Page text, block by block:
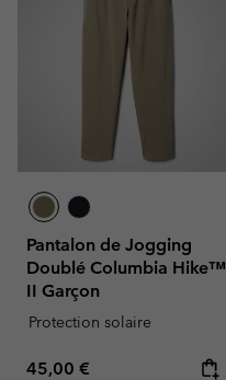
Pantalon de Jogging
Doublé Columbia Hike™
II Garçon
Protection solaire
Regular price:
45,00 €